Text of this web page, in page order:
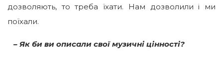
дозволяють, то треба їхати. Нам дозволили і ми
поїхали.
– Як би ви описали свої музичні цінності?